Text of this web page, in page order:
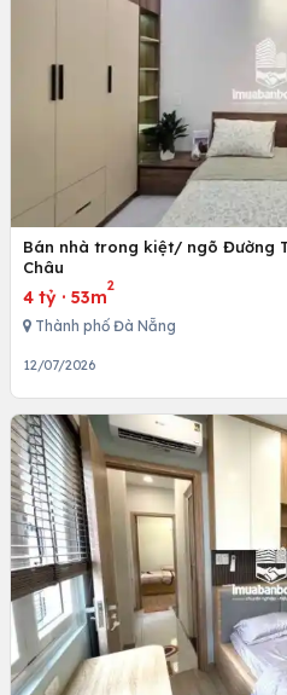
Bán nhà trong kiệt/ ngõ Đường
Châu
4 tỷ · 53m
2
Thành phố Đà Nẵng
12/07/2026